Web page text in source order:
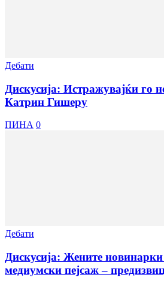
Дебати
Дискусија: Истражувајќи го
Катрин Гишеру
ПИНА 0
Дебати
Дискусија: Жените
медиумски пејсаж –